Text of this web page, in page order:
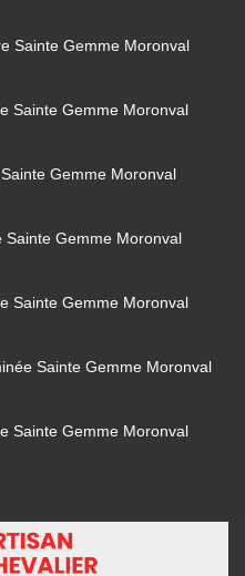
Sainte Gemme Moronval
Sainte Gemme Moronval
Gemme Moronval
Sainte Gemme Moronval
Sainte Gemme Moronval
Sainte Gemme Moronval
Sainte Gemme Moronval